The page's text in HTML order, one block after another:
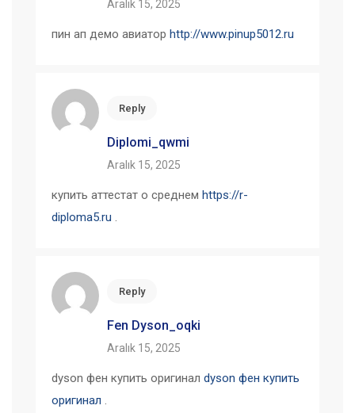
Aralık 15, 2025
пин ап демо авиатор http://www.pinup5012.ru
Reply
Diplomi_qwmi
Aralık 15, 2025
купить аттестат о среднем https://r-
diploma5.ru .
Reply
Fen Dyson_oqki
Aralık 15, 2025
dyson фен купить оригинал dyson фен купить
оригинал .